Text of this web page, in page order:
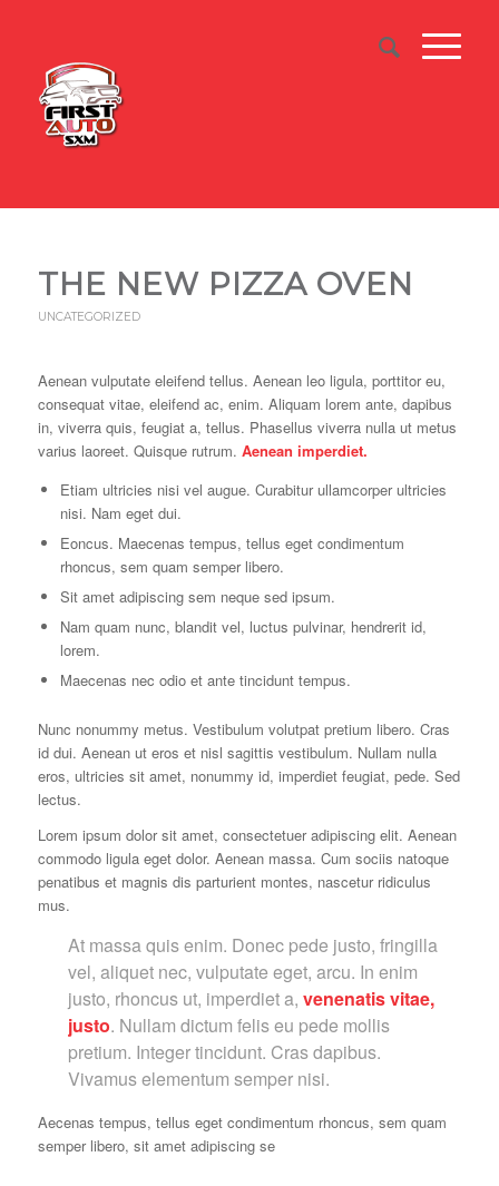
THE NEW PIZZA OVEN
UNCATEGORIZED
Aenean vulputate eleifend tellus. Aenean leo ligula, porttitor eu,
consequat vitae, eleifend ac, enim. Aliquam lorem ante, dapibus
in, viverra quis, feugiat a, tellus. Phasellus viverra nulla ut metus
varius laoreet. Quisque rutrum. Aenean imperdiet.
Etiam ultricies nisi vel augue. Curabitur ullamcorper ultricies
nisi. Nam eget dui.
Eoncus. Maecenas tempus, tellus eget condimentum
rhoncus, sem quam semper libero.
Sit amet adipiscing sem neque sed ipsum.
Nam quam nunc, blandit vel, luctus pulvinar, hendrerit id,
lorem.
Maecenas nec odio et ante tincidunt tempus.
Nunc nonummy metus. Vestibulum volutpat pretium libero. Cras
id dui. Aenean ut eros et nisl sagittis vestibulum. Nullam nulla
eros, ultricies sit amet, nonummy id, imperdiet feugiat, pede. Sed
lectus.
Lorem ipsum dolor sit amet, consectetuer adipiscing elit. Aenean
commodo ligula eget dolor. Aenean massa. Cum sociis natoque
penatibus et magnis dis parturient montes, nascetur ridiculus
mus.
At massa quis enim. Donec pede justo, fringilla
vel, aliquet nec, vulputate eget, arcu. In enim
justo, rhoncus ut, imperdiet a, venenatis vitae,
justo. Nullam dictum felis eu pede mollis
pretium. Integer tincidunt. Cras dapibus.
Vivamus elementum semper nisi.
Aecenas tempus, tellus eget condimentum rhoncus, sem quam
semper libero, sit amet adipiscing se